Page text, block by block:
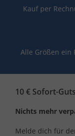
Kauf per
Alle Größen ein
10 € Sofort-
Nichts mehr
Melde dich für